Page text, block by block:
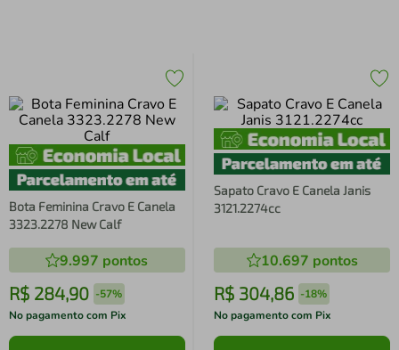
Bota Feminina Cravo E Canela
3323.2278 New Calf
9.997 pontos
R$ 284,90 -57%
No pagamento com Pix
Sapato Cravo E Canela Janis
3121.2274cc
10.697 pontos
R$ 304,86 -18%
No pagamento com Pix